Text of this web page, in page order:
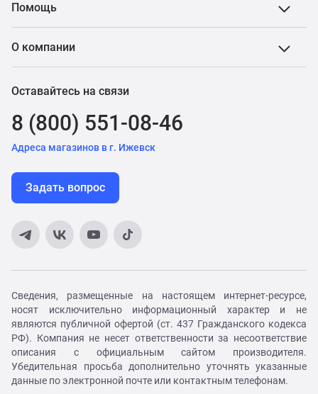
Помощь
О компании
Оставайтесь на связи
8 (800) 551-08-46
Адреса магазинов в г. Ижевск
Задать вопрос
Сведения, размещенные на настоящем интернет-ресурсе,
носят исключительно информационный характер и не
являются публичной офертой (ст. 437 Гражданского кодекса
РФ). Компания не несет ответственности за несоответствие
описания с официальным сайтом производителя.
Убедительная просьба дополнительно уточнять указанные
данные по электронной почте или контактным телефонам.